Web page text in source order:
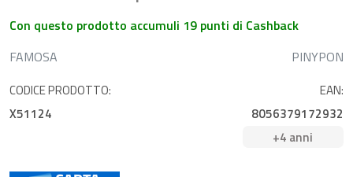
Con questo prodotto accumuli 19 punti di Cashback
FAMOSA
PINYPON
CODICE PRODOTTO:
X51124
EAN:
8056379172932
+4 anni